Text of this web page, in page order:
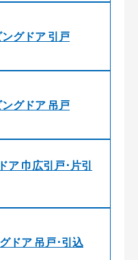
グドア 引戸
グドア 吊戸
巾広引戸･片引
ドア 吊戸･引込